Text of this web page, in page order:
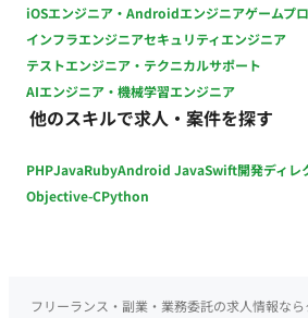
iOSエンジニア・Androidエンジニアゲームプ
インフラエンジニアセキュリティエンジニア
テストエンジニア・テクニカルサポート
AIエンジニア・機械学習エンジニア
他のスキルで求人・案件を探す
PHPJavaRubyAndroid JavaSwift開発ディレ
Objective-CPython
フリーランス・副業・業務委託の求人情報な